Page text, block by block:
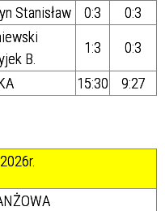
Stanisław 0:3
0:3
B.
1:3
0:3
15:30 9:27